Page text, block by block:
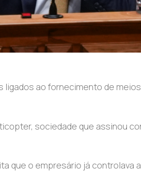
ao fornecimento de
sociedade que assinou
que o empresário já controlava